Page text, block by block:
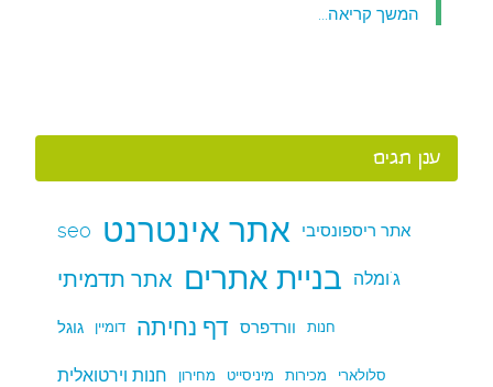
המשך קריאה...
ענן תגים
seo אתר אינטרנט אתר ריספונסיבי
אתר תדמיתי בניית אתרים ג'ומלה
גוגל דומיין דף נחיתה וורדפרס חנות
חנות וירטואלית מחירון מיניסייט מכירות סלולארי